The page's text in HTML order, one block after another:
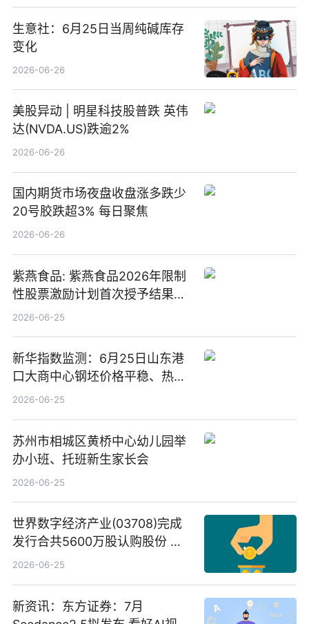
生意社：6月25日当周纯碱库存
变化
2026-06-26
美股异动 | 明星科技股普跌 英伟
达(NVDA.US)跌逾2%
2026-06-26
国内期货市场夜盘收盘涨多跌少
20号胶跌超3% 每日聚焦
2026-06-26
紫燕食品: 紫燕食品2026年限制
性股票激励计划首次授予结果公
告-微资讯
2026-06-25
新华指数监测：6月25日山东港
口大商中心钢坯价格平稳、热轧
C料价格微幅下跌
2026-06-25
苏州市相城区黄桥中心幼儿园举
办小班、托班新生家长会
2026-06-25
世界数字经济产业(03708)完成
发行合共5600万股认购股份 净
筹约1007万港元 独家焦点
2026-06-25
新资讯：东方证券：7月